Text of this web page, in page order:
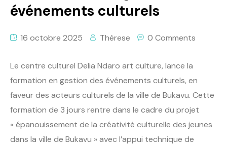
événements culturels
16 octobre 2025 Thèrese 0 Comments
Le centre culturel Delia Ndaro art culture, lance la
formation en gestion des événements culturels, en
faveur des acteurs culturels de la ville de Bukavu. Cette
formation de 3 jours rentre dans le cadre du projet
« épanouissement de la créativité culturelle des jeunes
dans la ville de Bukavu » avec l’appui technique de